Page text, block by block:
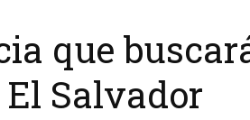
que
Salvador